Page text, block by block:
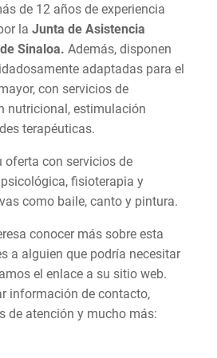
de 12 años de experiencia
la Junta de Asistencia
Sinaloa. Además, disponen
adaptadas para el
con servicios de
nutricional, estimulación
terapéuticas.
oferta con servicios de
fisioterapia y
como baile, canto y pintura.
conocer más sobre esta
a alguien que podría necesitar
el enlace a su sitio web.
información de contacto,
de atención y mucho más: